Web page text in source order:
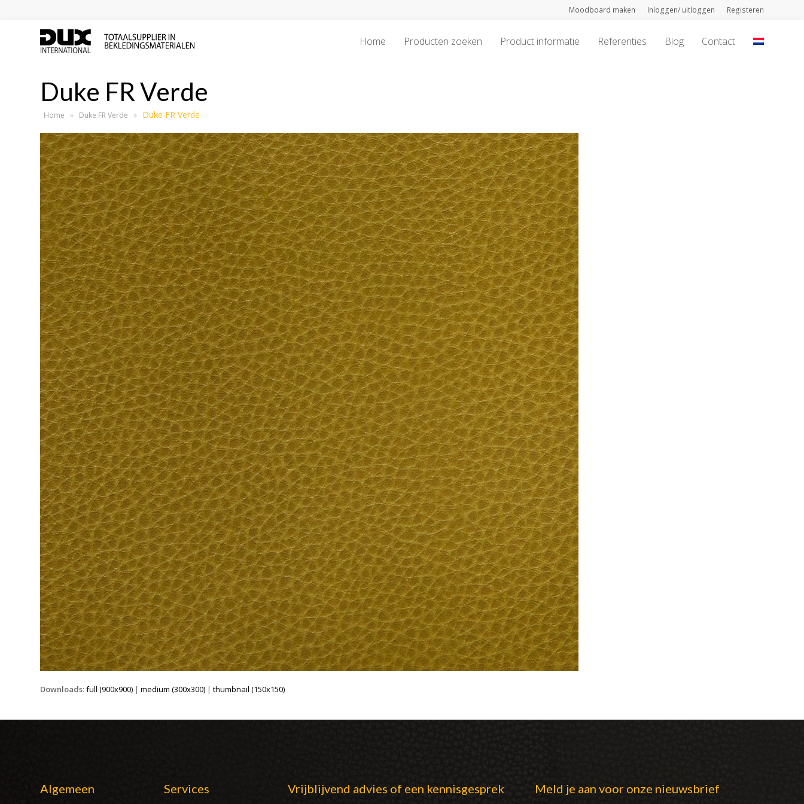
Moodboard maken Inloggen/ uitloggen Registeren
Home Producten zoeken Product informatie Referenties Blog Contact
Duke FR Verde
Home » Duke FR Verde » Duke FR Verde
Downloads:full (900x900) |medium (300x300) |thumbnail (150x150)
Algemeen Services Vrijblijvend advies of een kennisgesprek Meld je aan voor onze nieuwsbrief